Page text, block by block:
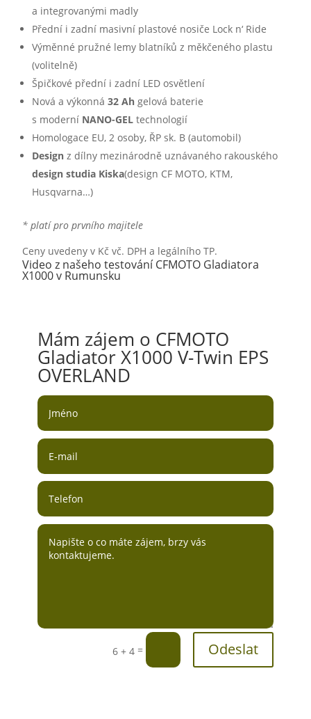
a integrovanými madly
Přední i zadní masivní plastové nosiče Lock n‘ Ride
Výměnné pružné lemy blatníků z měkčeného plastu
(volitelně)
Špičkové přední i zadní LED osvětlení
Nová a výkonná32 Ahgelová baterie
s moderní NANO-GEL technologií
Homologace EU, 2 osoby, ŘP sk. B (automobil)
Designz dílny mezinárodně uznávaného rakouského
design studia Kiska(design CF MOTO, KTM,
Husqvarna…)
​* platí pro prvního majitele
Ceny uvedeny v Kč vč. DPH a legálního TP.
Video z našeho testování CFMOTO Gladiatora
X1000 v Rumunsku
Mám zájem o CFMOTO
Gladiator X1000 V-Twin EPS
OVERLAND
6 + 4 = Odeslat